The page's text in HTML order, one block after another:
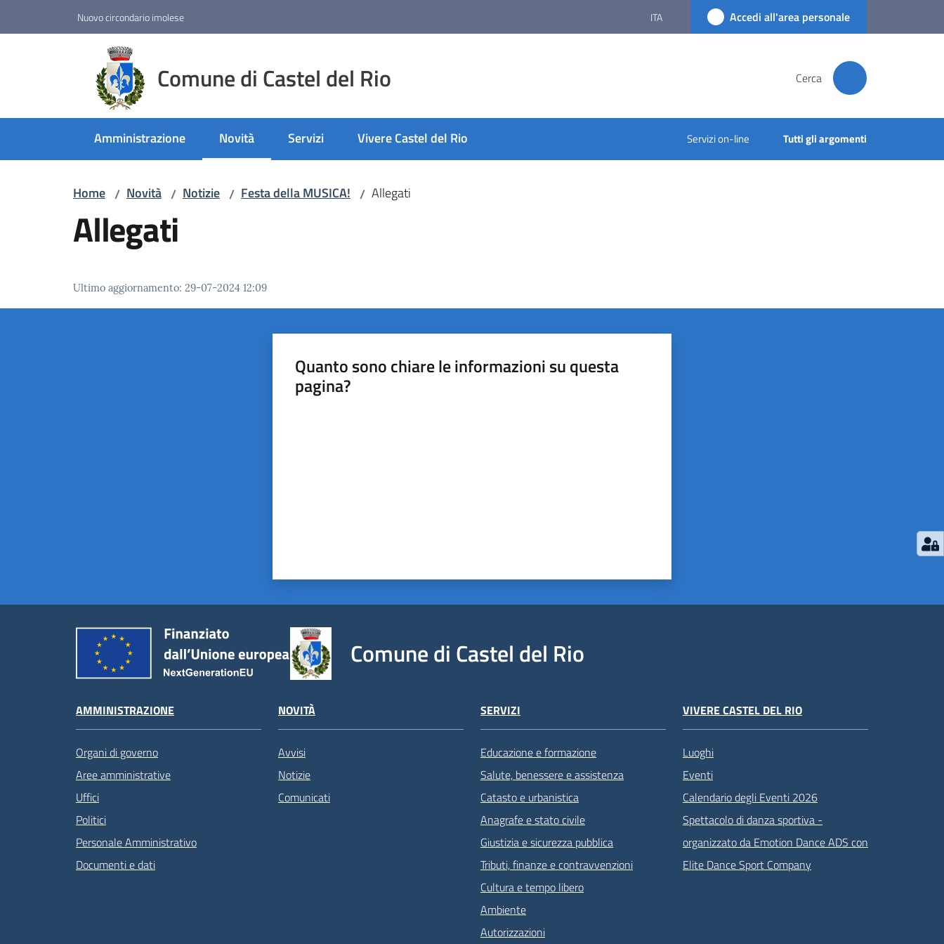
Nuovo circondario imolese ITA Accedi all'area personale
Comune di Castel del Rio Cerca
Amministrazione Novità
Menu selezionato
Servizi Vivere Castel del Rio Servizi on-line Tutti gli argomenti
Home / Novità / Notizie / Festa della MUSICA! / Allegati
Allegati
Ultimo aggiornamento: 29-07-2024 12:09
Quanto sono chiare le informazioni su questa
pagina?
Comune di Castel del Rio
AMMINISTRAZIONE
Organi di governo
Aree amministrative
Uffici
Politici
Personale Amministrativo
Documenti e dati
NOVITÀ
Avvisi
Notizie
Comunicati
SERVIZI
Educazione e formazione
Salute, benessere e assistenza
Catasto e urbanistica
Anagrafe e stato civile
Giustizia e sicurezza pubblica
Tributi, finanze e contravvenzioni
Cultura e tempo libero
Ambiente
Autorizzazioni
VIVERE CASTEL DEL RIO
Luoghi
Eventi
Calendario degli Eventi 2026
Spettacolo di danza sportiva -
organizzato da Emotion Dance ADS con
Elite Dance Sport Company